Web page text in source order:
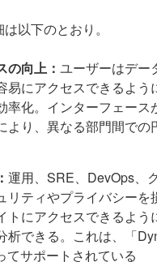
以下のとおり。
の向上： ユーザーはデー
易にアクセスできるよ
率化。インターフェース
より、異なる部門間で
運用、SRE、DevOps、
リティやプライバシー
トにアクセスできるよ
析できる。これは、「
てサポートされている